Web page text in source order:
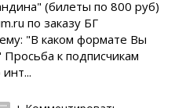
(билеты по 800 руб)
по заказу БГ
"В каком формате Вы
к подписчикам